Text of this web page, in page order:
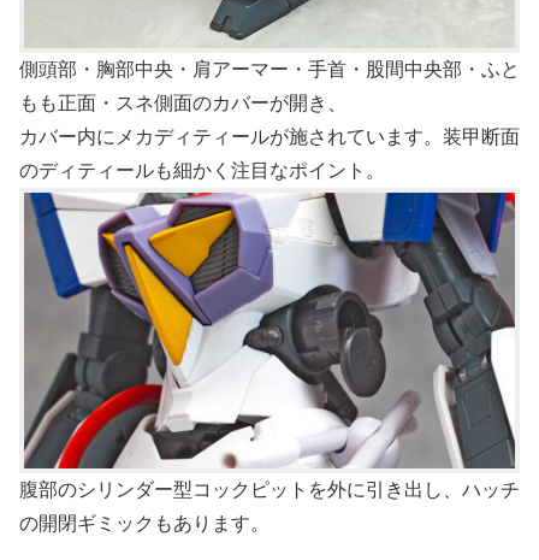
側頭部・胸部中央・肩アーマー・手首・股間中央部・ふと
もも正面・スネ側面のカバーが開き、
カバー内にメカディティールが施されています。装甲断面
のディティールも細かく注目なポイント。
腹部のシリンダー型コックピットを外に引き出し、ハッチ
の開閉ギミックもあります。